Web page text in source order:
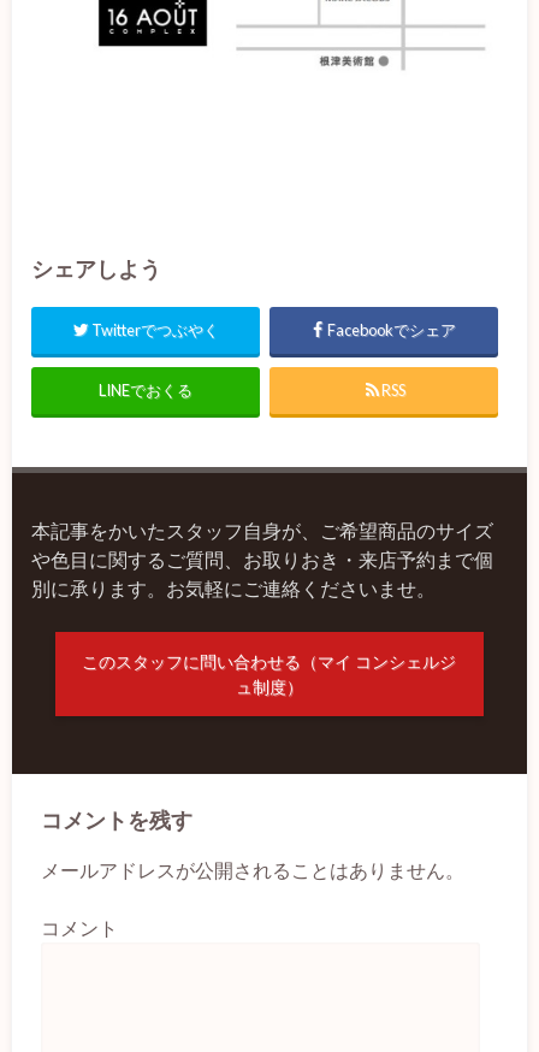
シェアしよう
Twitterでつぶやく Facebookでシェア
LINEでおくる RSS
本記事をかいたスタッフ自身が、ご希望商品のサイズ
や色目に関するご質問、お取りおき・来店予約まで個
別に承ります。お気軽にご連絡くださいませ。
このスタッフに問い合わせる（マイ コンシェルジ
ュ制度）
コメントを残す
メールアドレスが公開されることはありません。
コメント